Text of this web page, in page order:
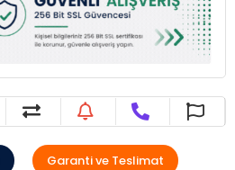
Garanti ve Teslimat